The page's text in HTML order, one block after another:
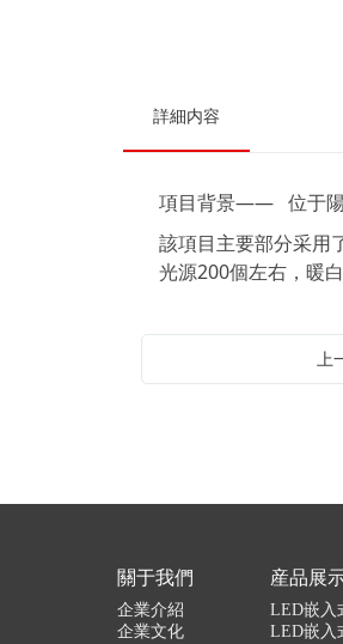
詳細内容
項目背景—— 位于陽
該項目主要部分采用
光源200個左右，暖
上
關于我們
企業介紹
企業文化
産品展
LED嵌入
LED嵌入